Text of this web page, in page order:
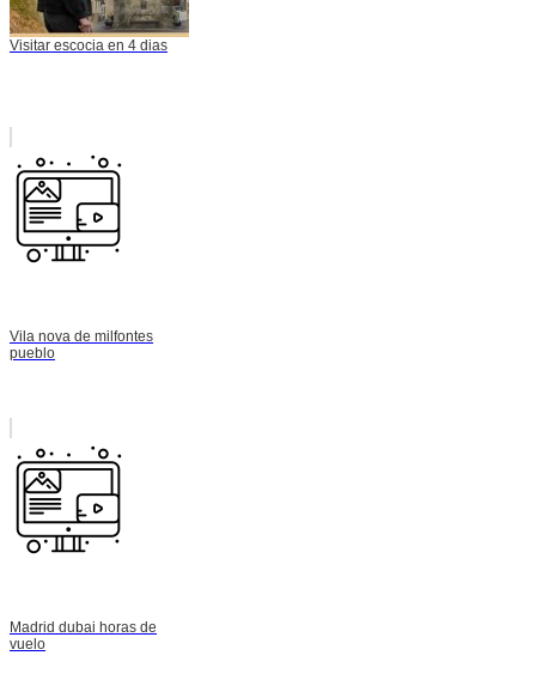
Visitar escocia en 4 dias
Vila nova de milfontes
pueblo
Madrid dubai horas de
vuelo